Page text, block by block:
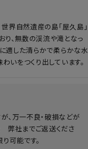
界自然遺産の島「屋久島」
、無数の渓流や滝となっ
適した清らかで柔らかな水
いをつくり出しています。
、万一不良・破損などが
弊社までご返送くださ
可能です。